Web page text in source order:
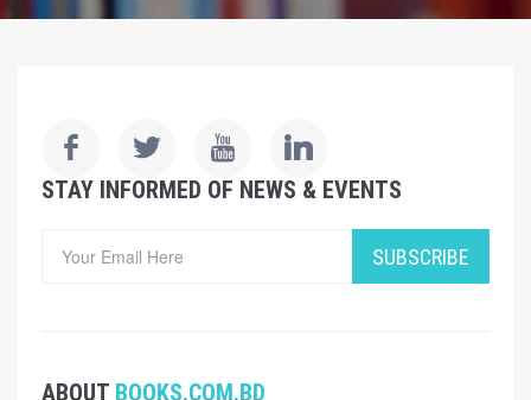
STAY INFORMED OF NEWS & EVENTS
SUBSCRIBE
ABOUT BOOKS.COM.BD